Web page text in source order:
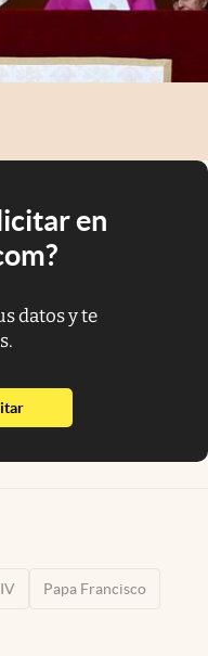
en
datos y te
abre en nueva pestaña
Papa Francisco